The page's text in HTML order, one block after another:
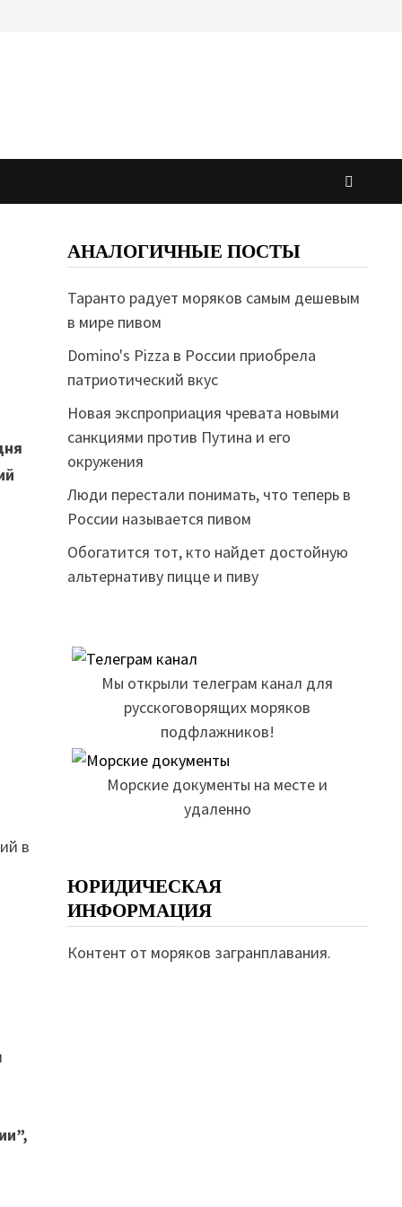
в
АНАЛОГИЧНЫЕ ПОСТЫ
Таранто радует моряков самым дешевым
в мире пивом
Domino's Pizza в России приобрела
патриотический вкус
Новая экспроприация чревата новыми
санкциями против Путина и его
окружения
Люди перестали понимать, что теперь в
России называется пивом
Обогатится тот, кто найдет достойную
альтернативу пицце и пиву
Мы открыли телеграм канал для
русскоговорящих моряков
подфлажников!
Морские документы на месте и
удаленно
ЮРИДИЧЕСКАЯ
ИНФОРМАЦИЯ
Контент от моряков загранплавания.